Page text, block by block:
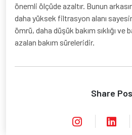
önemli ölçüde azaltır. Bunun
daha yüksek filtrasyon alanı
ömrü, daha düşük bakım sıklığı ve
azalan bakım süreleridir.
Share